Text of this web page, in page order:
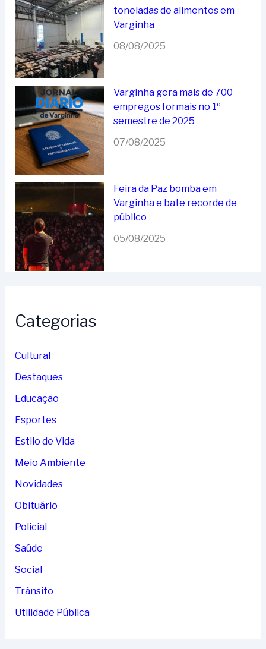
toneladas de alimentos em
Varginha
08/08/2025
Varginha gera mais de 700
empregos formais no 1º
semestre de 2025
07/08/2025
Feira da Paz bomba em
Varginha e bate recorde de
público
05/08/2025
Categorias
Cultural
Destaques
Educação
Esportes
Estilo de Vida
Meio Ambiente
Novidades
Obituário
Policial
Saúde
Social
Trânsito
Utilidade Pública